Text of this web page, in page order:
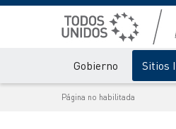
Gobierno Sitios
Página no habilitada